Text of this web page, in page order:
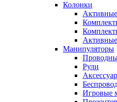
Колонки
Манипуляторы
Рули
Игровые